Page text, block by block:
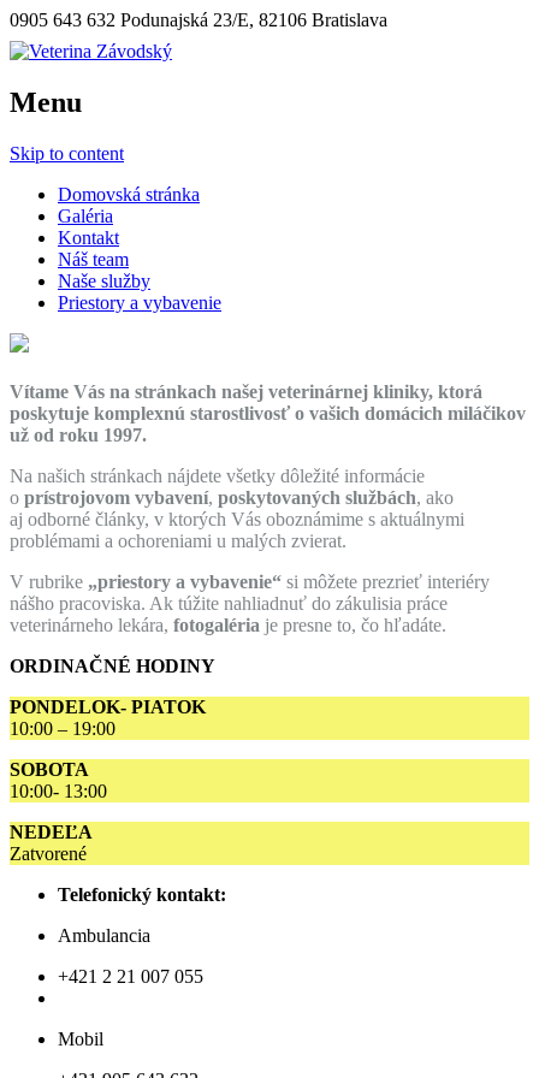
0905 643 632 Podunajská 23/E, 82106 Bratislava
Menu
Skip to content
Domovská stránka
Galéria
Kontakt
Náš team
Naše služby
Priestory a vybavenie
Vítame Vás na stránkach našej veterinárnej kliniky, ktorá
poskytuje komplexnú starostlivosť o vašich domácich miláčikov
už od roku 1997.
Na našich stránkach nájdete všetky dôležité informácie
o prístrojovom vybavení, poskytovaných službách, ako
aj odborné články, v ktorých Vás oboznámime s aktuálnymi
problémami a ochoreniami u malých zvierat.
V rubrike „priestory a vybavenie“ si môžete prezrieť interiéry
nášho pracoviska. Ak túžite nahliadnuť do zákulisia práce
veterinárneho lekára, fotogaléria je presne to, čo hľadáte.
ORDINAČNÉ HODINY
PONDELOK- PIATOK
10:00 – 19:00
SOBOTA
10:00- 13:00
NEDEĽA
Zatvorené
Telefonický kontakt:
Ambulancia
+421 2 21 007 055
Mobil